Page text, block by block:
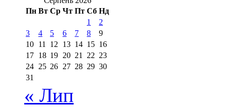
Пн Вт Ср Чт Пт Сб Нд
1
2
3
4 5 6 7 8
9
10 11 12 13 14 15 16
17 18 19 20 21 22 23
24 25 26 27 28 29 30
31
« Лип